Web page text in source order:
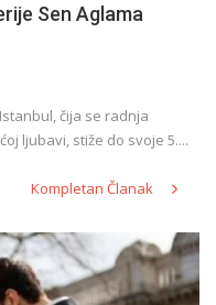
Sen Aglama
čija se radnja
ljubavi, stiže do svoje 5....
Kompletan Članak